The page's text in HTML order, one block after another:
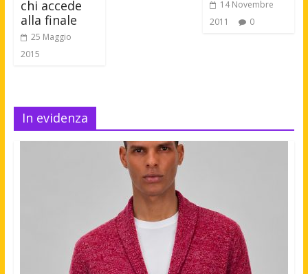
chi accede
alla finale
25 Maggio
2015
14 Novembre
2011
0
In evidenza